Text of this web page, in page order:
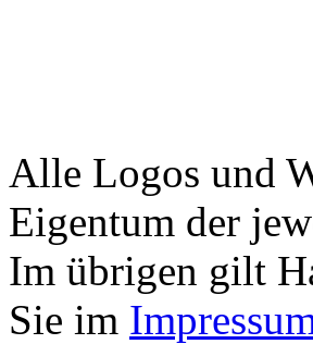
Alle Logos und
Eigentum der
Im übrigen gilt
Sie im